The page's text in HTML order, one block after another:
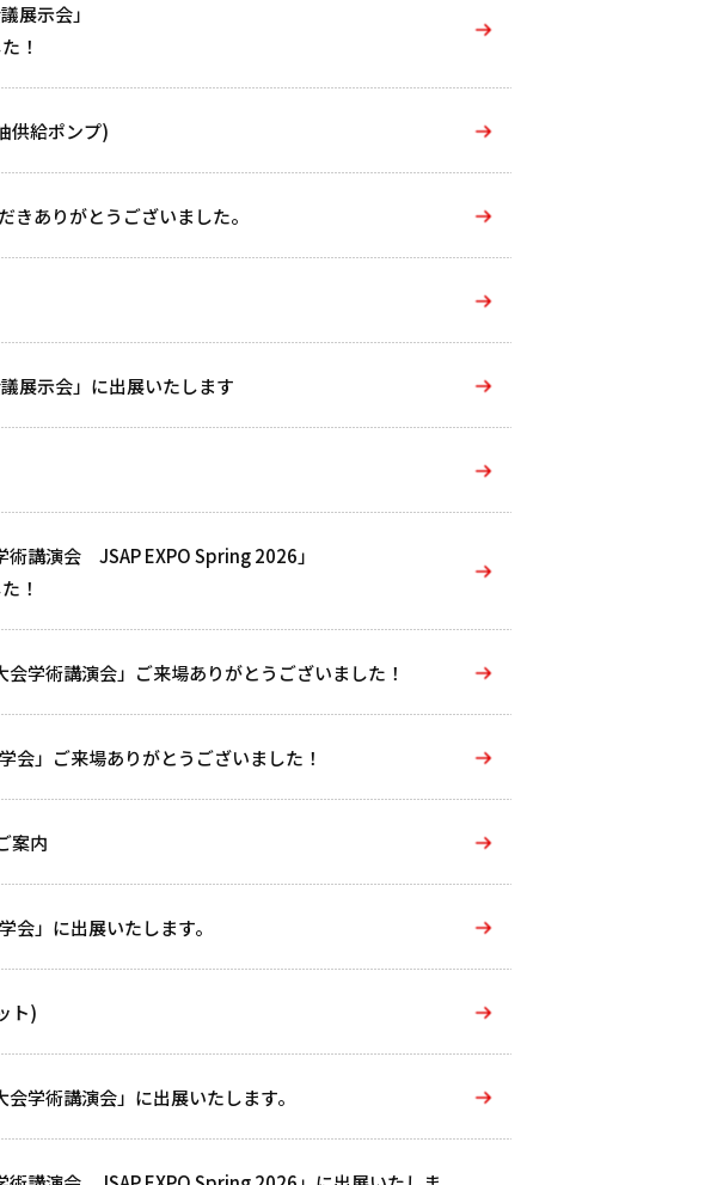
展示会」
！
供給ポンプ)
きありがとうございました。
展示会」に出展いたします
術講演会 JSAP EXPO Spring 2026」
！
会学術講演会」ご来場ありがとうございました！
会」 ご来場ありがとうございました！
案内
会」に出展いたします。
ト)
学術講演会」に出展いたします。